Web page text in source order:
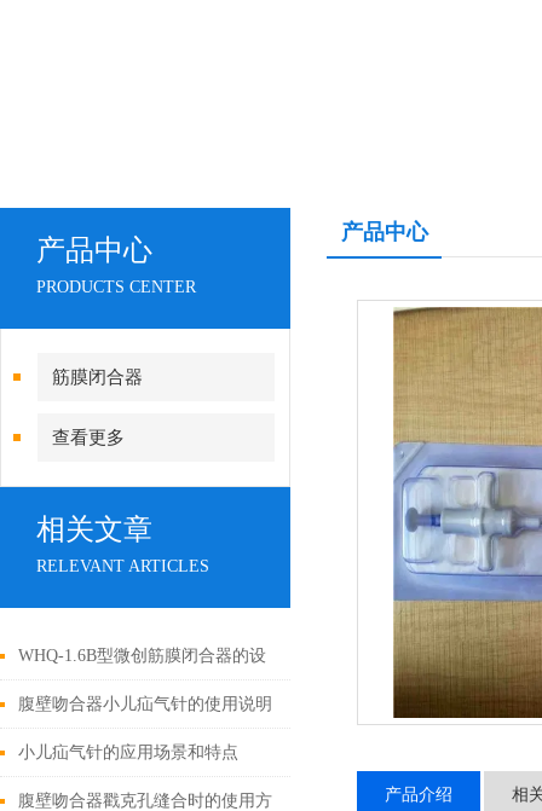
产品中心
PRODUCTS CENTER
筋膜闭合器
查看更多
相关文章
RELEVANT ARTICLES
WHQ-1.6B型微创筋膜闭合器的设
计原理与应用
腹壁吻合器小儿疝气针的使用说明
小儿疝气针的应用场景和特点
腹壁吻合器戳克孔缝合时的使用方
产品中心
产品介绍 相